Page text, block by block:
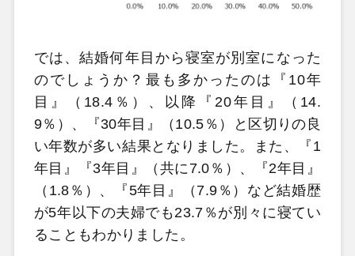
では、結婚何年目から寝室が別室になった
のでしょうか？最も多かったのは『10年
目』（18.4％）、以降『20年目』（14.
9％）、『30年目』（10.5％）と区切りの良
い年数が多い結果となりました。また、『1
年目』『3年目』（共に7.0％）、『2年目』
（1.8％）、『5年目』（7.9％）など結婚歴
が5年以下の夫婦でも23.7％が別々に寝てい
ることもわかりました。